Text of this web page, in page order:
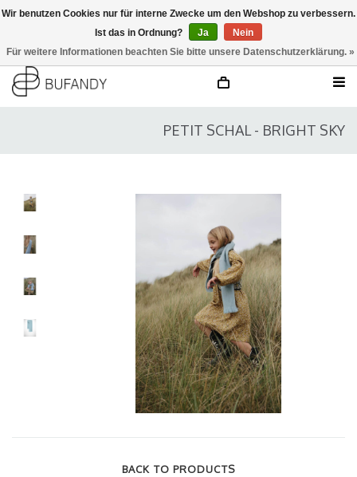
PETIT SCHAL - BRIGHT SKY
BACK TO PRODUCTS
Wir benutzen Cookies nur für interne Zwecke um den Webshop zu verbessern.
Ist das in Ordnung?
Ja
Nein
Für weitere Informationen beachten Sie bitte unsere Datenschutzerklärung. »